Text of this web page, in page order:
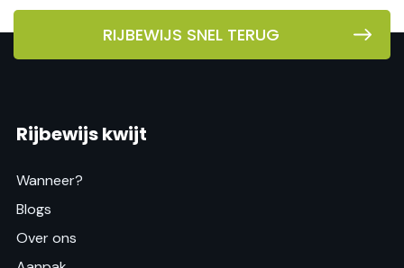
RIJBEWIJS SNEL TERUG
Rijbewijs kwijt
Wanneer?
Blogs
Over ons